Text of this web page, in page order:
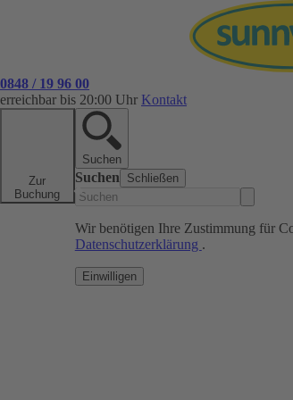
0848 / 19 96 00
erreichbar bis 20:00 Uhr Kontakt
Zur
Buchung
Suchen
Suchen Schließen
Wir benötigen Ihre Zustimmung für
Datenschutzerklärung .
Einwilligen